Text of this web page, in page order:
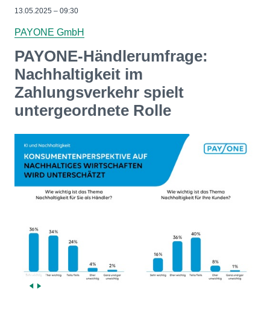
13.05.2025 – 09:30
PAYONE GmbH
PAYONE-Händlerumfrage:
Nachhaltigkeit im
Zahlungsverkehr spielt
untergeordnete Rolle